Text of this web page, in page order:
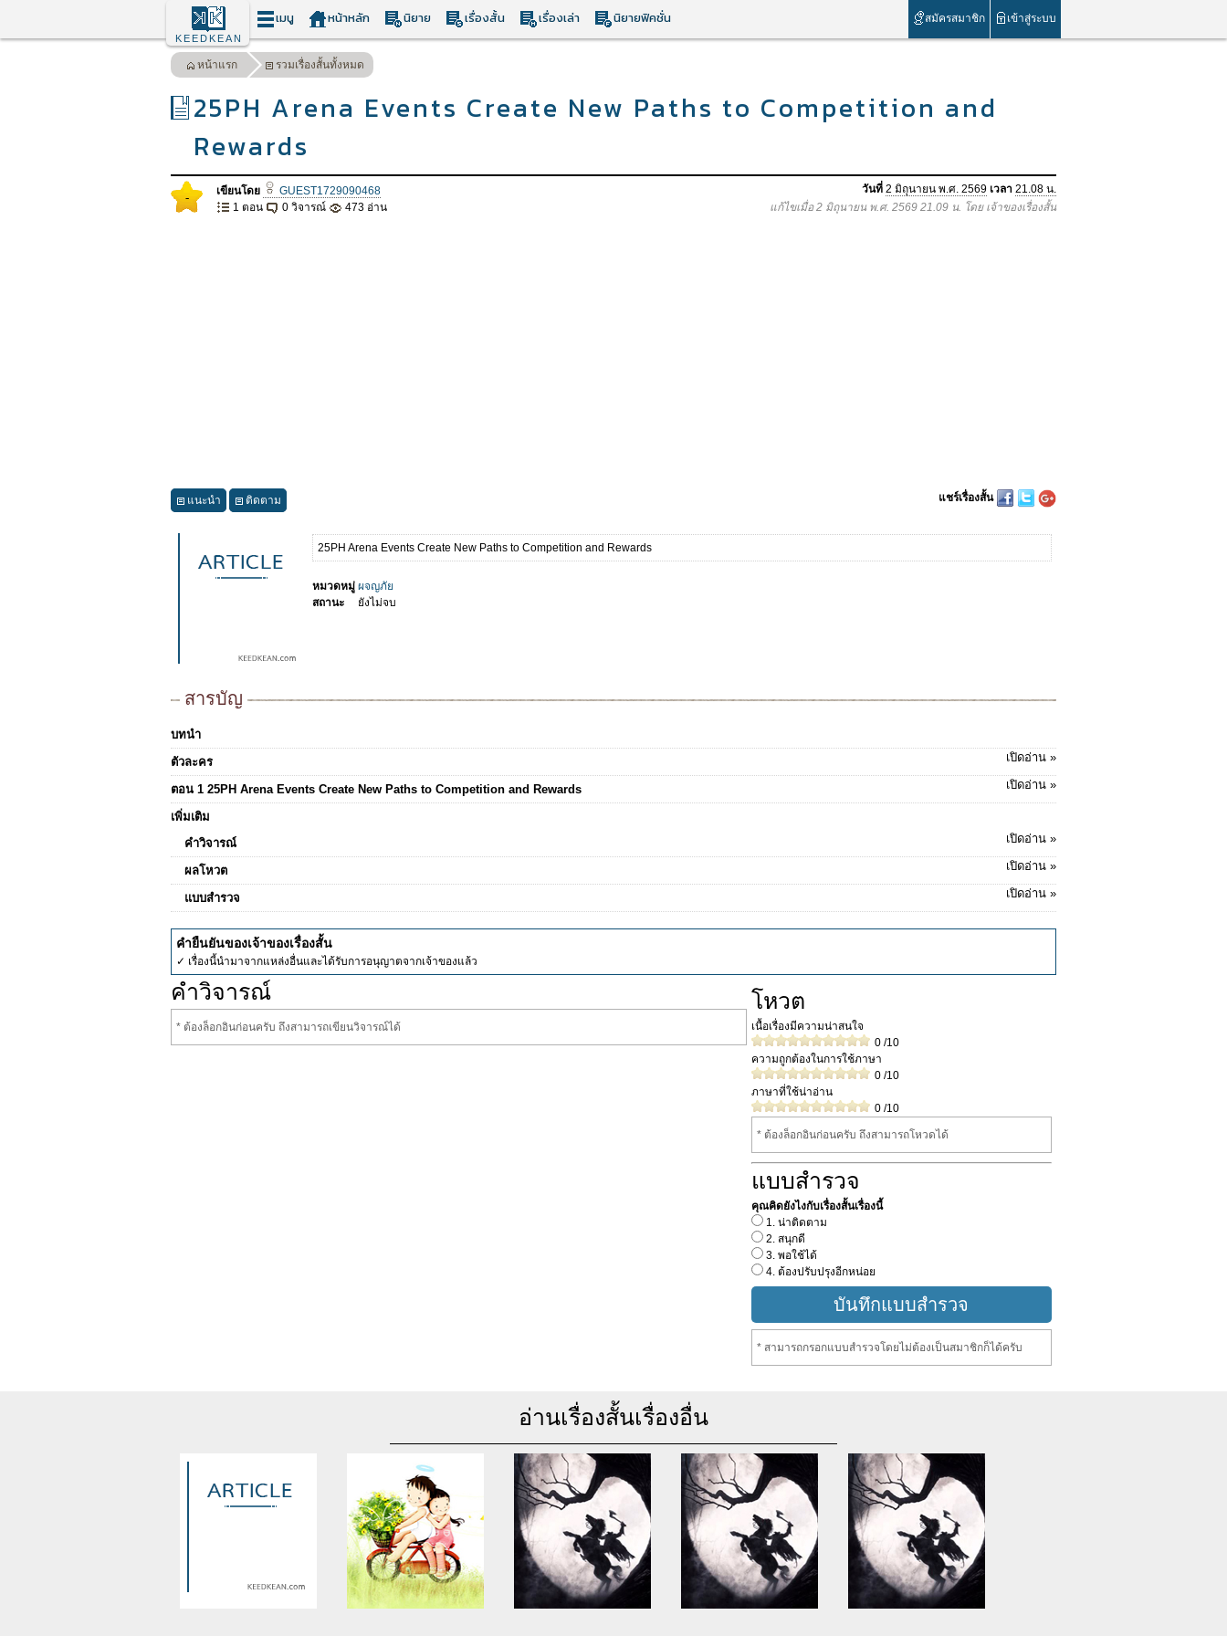
KEEDKEAN
เมนู หน้าหลัก นิยาย เรื่องสั้น เรื่องเล่า นิยายฟิคชั่น สมัครสมาชิก เข้าสู่ระบบ
หน้าแรก รวมเรื่องสั้นทั้งหมด
25PH Arena Events Create New Paths to Competition and
Rewards
- เขียนโดย GUEST1729090468 วันที่ 2 มิถุนายน พ.ศ. 2569 เวลา 21.08 น.
1 ตอน
0 วิจารณ์ 473 อ่าน แก้ไขเมื่อ 2 มิถุนายน พ.ศ. 2569 21.09 น. โดย เจ้าของเรื่องสั้น
แนะนำ ติดตาม แชร์เรื่องสั้น
25PH Arena Events Create New Paths to Competition and Rewards
หมวดหมู่ ผจญภัย
สถานะ
ยังไม่จบ
สารบัญ
บทนำ
ตัวละคร
เปิดอ่าน »
ตอน 1 25PH Arena Events Create New Paths to Competition and Rewards เปิดอ่าน »
เพิ่มเติม
คำวิจารณ์
เปิดอ่าน »
ผลโหวต เปิดอ่าน »
แบบสำรวจ เปิดอ่าน »
คำยืนยันของเจ้าของเรื่องสั้น
✓ เรื่องนี้นำมาจากแหล่งอื่นและได้รับการอนุญาตจากเจ้าของแล้ว
คำวิจารณ์
* ต้องล็อกอินก่อนครับ ถึงสามารถเขียนวิจารณ์ได้
โหวต
เนื้อเรื่องมีความน่าสนใจ
0/10
ความถูกต้องในการใช้ภาษา
0/10
ภาษาที่ใช้น่าอ่าน
0/10
* ต้องล็อกอินก่อนครับ ถึงสามารถโหวดได้
แบบสำรวจ
คุณคิดยังไงกับเรื่องสั้นเรื่องนี้
1. น่าติดตาม
2. สนุกดี
3. พอใช้ได้
4. ต้องปรับปรุงอีกหน่อย
* สามารถกรอกแบบสำรวจโดยไม่ต้องเป็นสมาชิกก็ได้ครับ
อ่านเรื่องสั้นเรื่องอื่น